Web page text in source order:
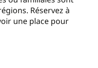
Réservez à
une place pour